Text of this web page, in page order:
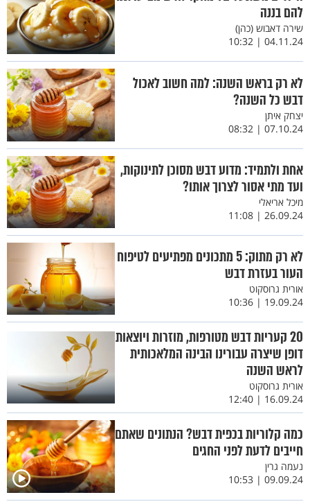
להם בננה
שירה דאבוש (כהן)
04.11.24 | 10:32
לא רק בראש השנה: למה חשוב לאכול
דבש כל השנה?
יצחק איתן
07.10.24 | 08:32
אחת ולתמיד: מדוע דבש מסוכן לתינוקות,
ועד מתי אסור לצרוך אותו?
מיכל אריאלי
26.09.24 | 11:08
לא רק מתוק: 5 מתכונים מפתיעים לטיפוח
העור בעזרת דבש
אורית גרוסקוט
19.09.24 | 10:36
20 קעריות דבש מטורפות, מוזרות ויוצאות
דופן שיצרה עבורינו הבינה המלאכותית
לראש השנה
אורית גרוסקוט
16.09.24 | 12:40
כמה קלוריות בכפית דבש? הנתונים שאתם
חייבים לדעת לפני החגים
נעמה גרין
09.09.24 | 10:53